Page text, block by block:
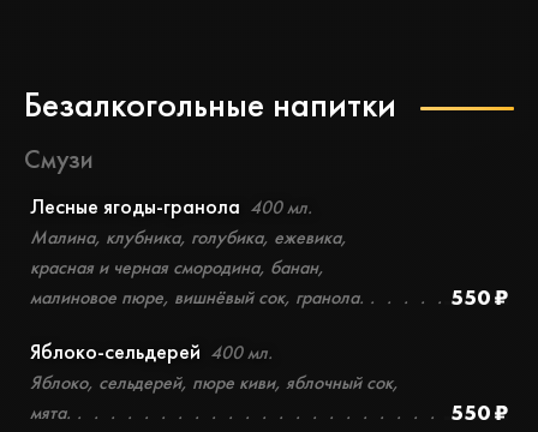
Безалкогольные напитки
Смузи
Лесные ягоды-гранола 400 мл.
Малина, клубника, голубика, ежевика,
красная и черная смородина, банан,
малиновое пюре, вишнёвый сок, гранола.
550 ₽
Яблоко-сельдерей 400 мл.
Яблоко, сельдерей, пюре киви, яблочный сок,
мята.
550 ₽